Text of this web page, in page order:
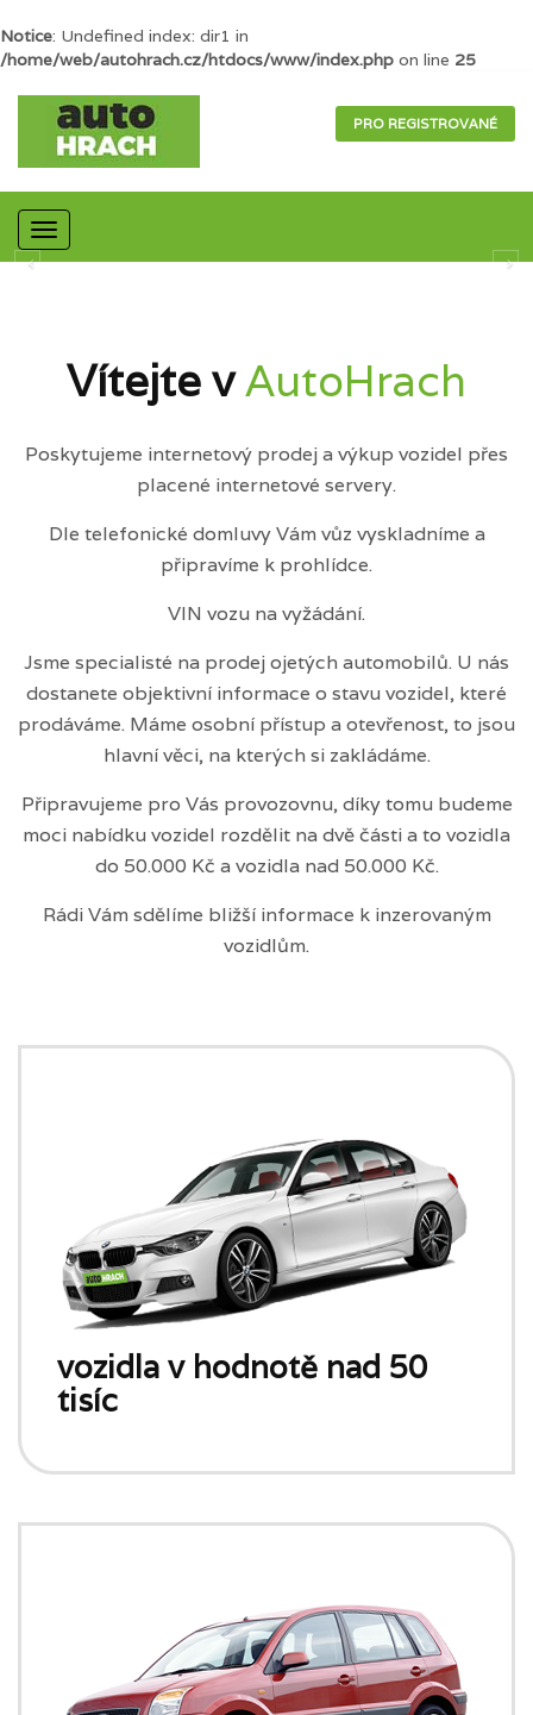
Notice: Undefined index: dir1 in
/home/web/autohrach.cz/htdocs/www/index.php on line 25
PRO REGISTROVANÉ
Mobilní
navigace
Vítejte vAutoHrach
Poskytujeme internetový prodej a výkup vozidel přes
placené internetové servery.
Dle telefonické domluvy Vám vůz vyskladníme a
připravíme k prohlídce.
VIN vozu na vyžádání.
Jsme specialisté na prodej ojetých automobilů. U nás
dostanete objektivní informace o stavu vozidel, které
prodáváme. Máme osobní přístup a otevřenost, to jsou
hlavní věci, na kterých si zakládáme.
Připravujeme pro Vás provozovnu, díky tomu budeme
moci nabídku vozidel rozdělit na dvě části a to vozidla
do 50.000 Kč a vozidla nad 50.000 Kč.
Rádi Vám sdělíme bližší informace k inzerovaným
vozidlům.
vozidla v hodnotě nad 50
tisíc